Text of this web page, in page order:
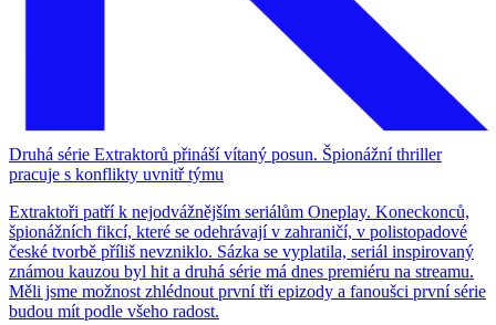
Druhá série Extraktorů přináší vítaný posun. Špionážní thriller
pracuje s konflikty uvnitř týmu
Extraktoři patří k nejodvážnějším seriálům Oneplay. Koneckonců,
špionážních fikcí, které se odehrávají v zahraničí, v polistopadové
české tvorbě příliš nevzniklo. Sázka se vyplatila, seriál inspirovaný
známou kauzou byl hit a druhá série má dnes premiéru na streamu.
Měli jsme možnost zhlédnout první tři epizody a fanoušci první série
budou mít podle všeho radost.